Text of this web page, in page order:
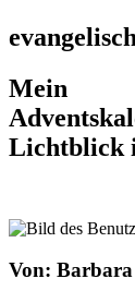
Mein
Lichtblick
Von: Barbara